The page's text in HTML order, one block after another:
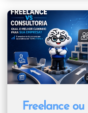
Freelance ou